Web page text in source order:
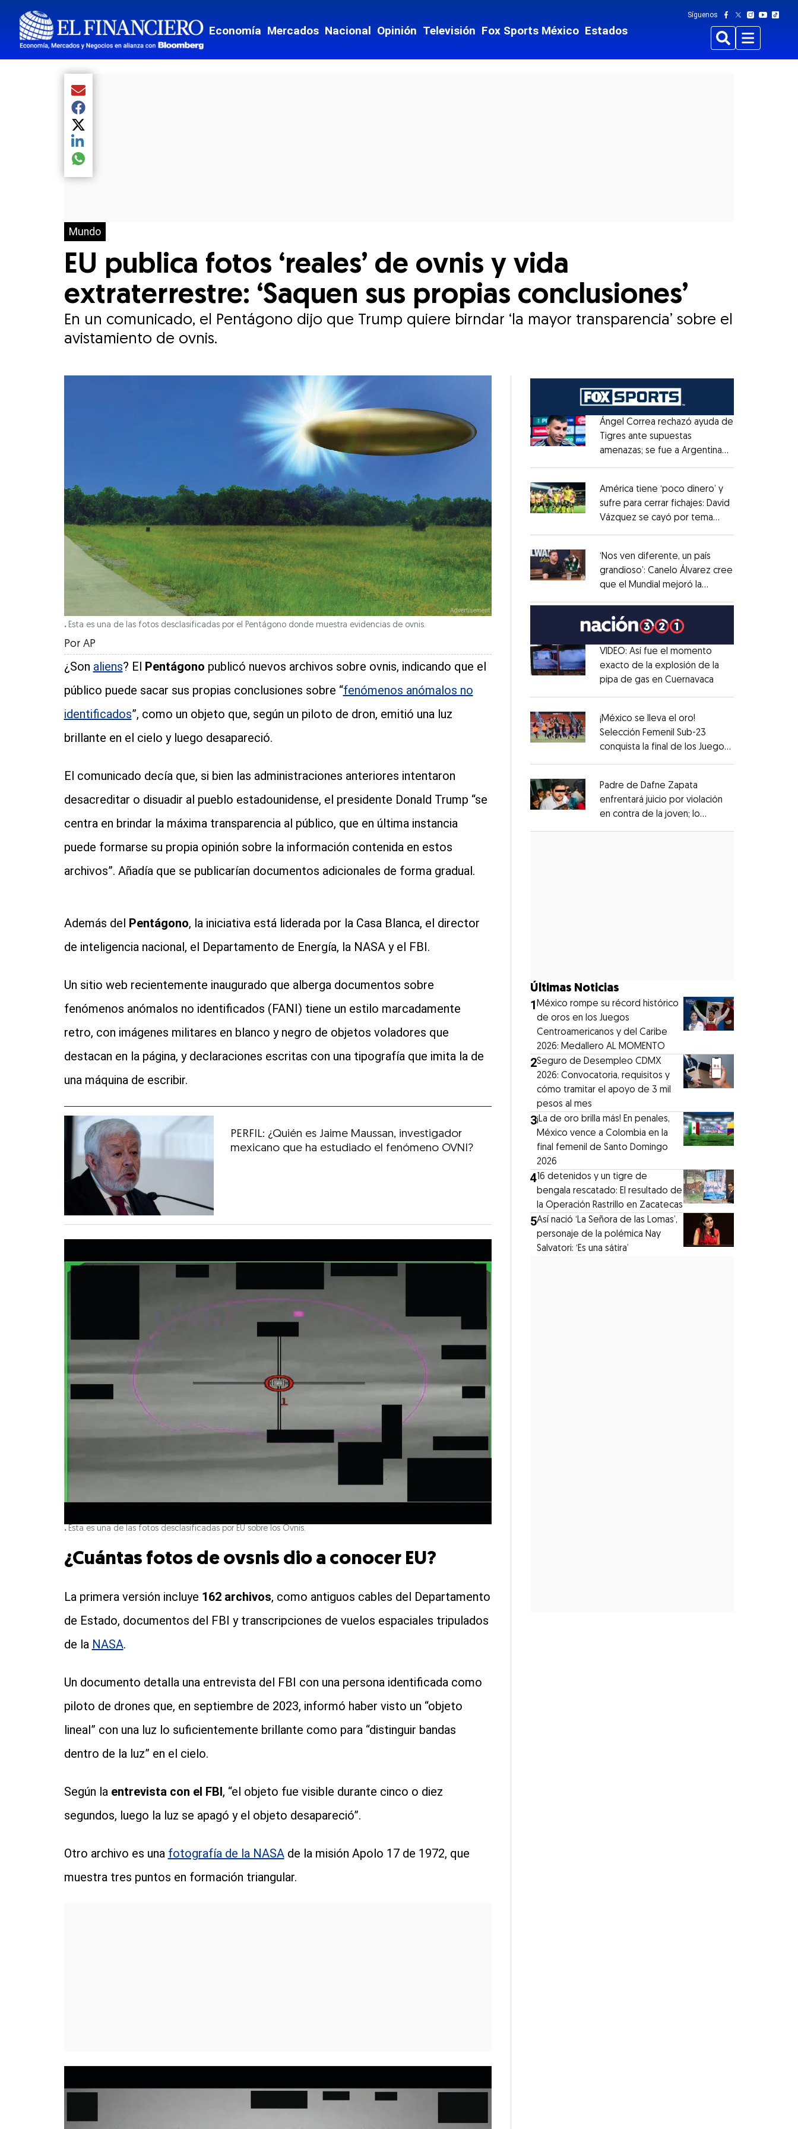
Economía Mercados Nacional Opinión Televisión Fox Sports México Estados
Síguenos
BuscarMenu
Mundo
EU publica fotos ‘reales’ de ovnis y vida
extraterrestre: ‘Saquen sus propias conclusiones’
En un comunicado, el Pentágono dijo que Trump quiere birndar ‘la mayor transparencia’ sobre el
avistamiento de ovnis.
Compartir el artículo actual mediante Email
Compartir el artículo actual mediante Facebook
Compartir el artículo actual mediante Twitter
Compartir el artículo actual mediante LinkedIn
Compartir el artículo actual mediante global.social-whatsapp
. Esta es una de las fotos desclasificadas por el Pentágono donde muestra evidencias de ovnis.
Por AP
¿Son aliens? El Pentágono publicó nuevos archivos sobre ovnis, indicando que el
público puede sacar sus propias conclusiones sobre “fenómenos anómalos no
identificados”, como un objeto que, según un piloto de dron, emitió una luz
brillante en el cielo y luego desapareció.
El comunicado decía que, si bien las administraciones anteriores intentaron
desacreditar o disuadir al pueblo estadounidense, el presidente Donald Trump “se
centra en brindar la máxima transparencia al público, que en última instancia
puede formarse su propia opinión sobre la información contenida en estos
archivos”. Añadía que se publicarían documentos adicionales de forma gradual.
Además del Pentágono, la iniciativa está liderada por la Casa Blanca, el director
de inteligencia nacional, el Departamento de Energía, la NASA y el FBI.
Un sitio web recientemente inaugurado que alberga documentos sobre
fenómenos anómalos no identificados (FANI) tiene un estilo marcadamente
retro, con imágenes militares en blanco y negro de objetos voladores que
destacan en la página, y declaraciones escritas con una tipografía que imita la de
una máquina de escribir.
PERFIL: ¿Quién es Jaime Maussan, investigador
mexicano que ha estudiado el fenómeno OVNI?
. Esta es una de las fotos desclasificadas por EU sobre los Ovnis.
¿Cuántas fotos de ovsnis dio a conocer EU?
La primera versión incluye 162 archivos, como antiguos cables del Departamento
de Estado, documentos del FBI y transcripciones de vuelos espaciales tripulados
de la NASA.
Un documento detalla una entrevista del FBI con una persona identificada como
piloto de drones que, en septiembre de 2023, informó haber visto un “objeto
lineal” con una luz lo suficientemente brillante como para “distinguir bandas
dentro de la luz” en el cielo.
Según laentrevista con el FBI, “el objeto fue visible durante cinco o diez
segundos, luego la luz se apagó y el objeto desapareció”.
Otro archivo es una fotografía de la NASAde la misión Apolo 17 de 1972, que
muestra tres puntos en formación triangular.
Opens in new window
Ángel Correa rechazó ayuda de
Tigres ante supuestas
amenazas; se fue a Argentina
Opens in new window
América tiene ‘poco dinero’ y
sufre para cerrar fichajes: David
Vázquez se cayó por tema
Opens in new window
‘Nos ven diferente, un país
grandioso’: Canelo Álvarez cree
que el Mundial mejoró la
Opens in new window
VIDEO: Así fue el momento
exacto de la explosión de la
pipa de gas en Cuernavaca
Opens in new window
¡México se lleva el oro!
Selección Femenil Sub-23
conquista la final de los Juegos
Opens in new window
Padre de Dafne Zapata
enfrentará juicio por violación
en contra de la joven; lo
Últimas Noticias
1México rompe su récord histórico
de oros en los Juegos
Centroamericanos y del Caribe
2026: Medallero AL MOMENTO
2Seguro de Desempleo CDMX
2026: Convocatoria, requisitos y
cómo tramitar el apoyo de 3 mil
pesos al mes
3¡La de oro brilla más! En penales,
México vence a Colombia en la
final femenil de Santo Domingo
2026
4 16 detenidos y un tigre de
bengala rescatado: El resultado de
la Operación Rastrillo en Zacatecas
5⁠Así nació ‘La Señora de las Lomas’,
personaje de la polémica Nay
Salvatori: ‘Es una sátira’